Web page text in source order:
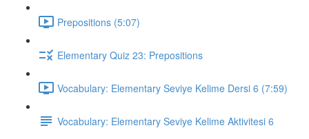
Prepositions (5:07)
Elementary Quiz 23: Prepositions
Vocabulary: Elementary Seviye Kelime Dersi 6 (7:59)
Vocabulary: Elementary Seviye Kelime Aktivitesi 6